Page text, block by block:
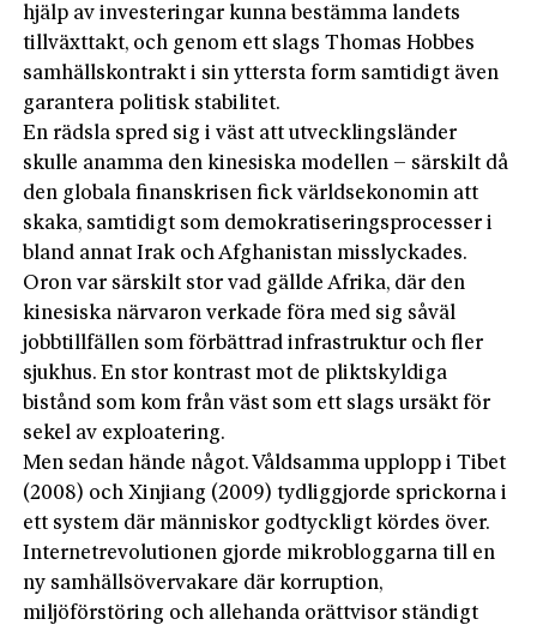
hjälp av investeringar kunna bestämma landets
tillväxttakt, och genom ett slags Thomas Hobbes
samhällskontrakt i sin yttersta form samtidigt även
garantera politisk stabilitet.
En rädsla spred sig i väst att utvecklingsländer
skulle anamma den kinesiska modellen – särskilt då
den globala finanskrisen fick världsekonomin att
skaka, samtidigt som demokratiseringsprocesser i
bland annat Irak och Afghanistan misslyckades.
Oron var särskilt stor vad gällde Afrika, där den
kinesiska närvaron verkade föra med sig såväl
jobbtillfällen som förbättrad infrastruktur och fler
sjukhus. En stor kontrast mot de pliktskyldiga
bistånd som kom från väst som ett slags ursäkt för
sekel av exploatering.
Men sedan hände något. Våldsamma upplopp i Tibet
(2008) och Xinjiang (2009) tydliggjorde sprickorna i
ett system där människor godtyckligt kördes över.
Internetrevolutionen gjorde mikrobloggarna till en
ny samhällsövervakare där korruption,
miljöförstöring och allehanda orättvisor ständigt